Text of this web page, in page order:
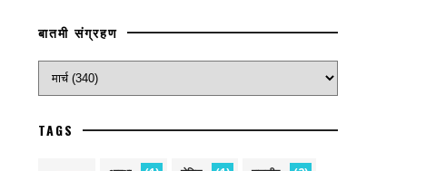
बातमी संग्रहण
TAGS